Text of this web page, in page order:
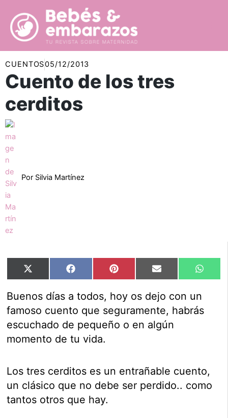
contenido
CUENTOS05/12/2013
Cuento de los tres
cerditos
Por Silvia Martínez
Compartir
en
X
(Twitter)
Compartir
en
Facebook Compartir
en
Pinterest Compartir
en
Email
en
Buenos días a todos, hoy os dejo con un
famoso cuento que seguramente, habrás
escuchado de pequeño o en algún
momento de tu vida.
Los tres cerditos es un entrañable cuento,
un clásico que no debe ser perdido.. como
tantos otros que hay.